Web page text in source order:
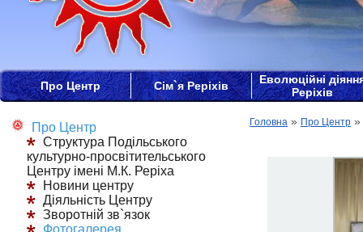
Про Центр Сім`я Реріхів
Еволюційні
Реріхів
Про Центр
Структура Подільського
культурно-просвітительського
Центру імені М.К. Реріха
Новини центру
Діяльність Центру
Зворотній зв`язок
Фотогалерея
Головна » Про Центр »